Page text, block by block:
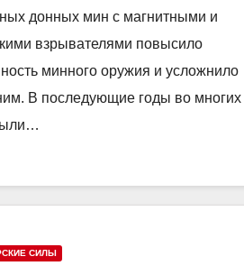
донных мин с магнитными и
взрывателями повысило
минного оружия и усложнило
В последующие годы во многих
СИЛЫ